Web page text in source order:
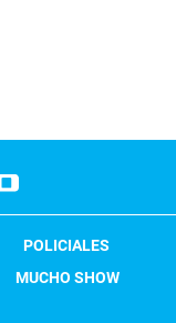
POLICIALES
MUCHO SHOW